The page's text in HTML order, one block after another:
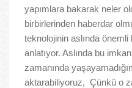
yapımlara bakarak neler
birbirlerinden haberdar
teknolojinin aslında
anlatıyor. Aslında bu
zamanında
aktarabiliyoruz, Çünkü o